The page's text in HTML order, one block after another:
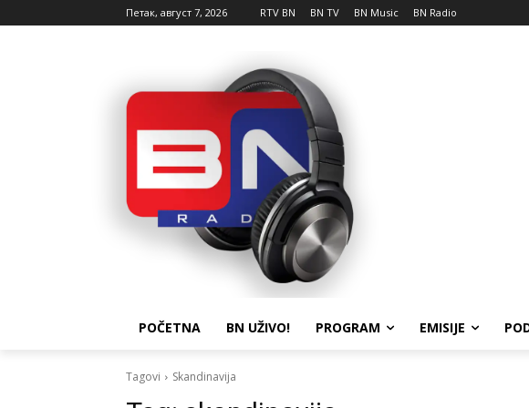
Петак, август 7, 2026 RTV BN BN TV BN Music BN Radio
POČETNA BN UŽIVO! PROGRAM EMISIJE
Tagovi Skandinavija